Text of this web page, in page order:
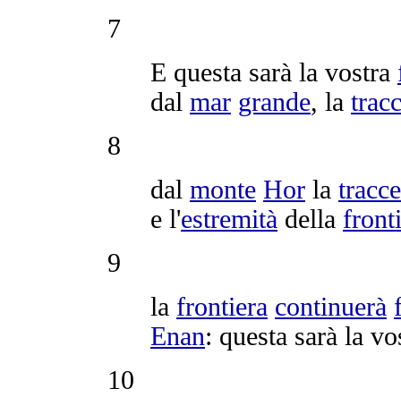
7
E questa sarà la vostra
dal mar grande, la
8
dal monte Hor la
e l'estremità della
9
la frontiera continuerà
Enan: questa sarà la
10